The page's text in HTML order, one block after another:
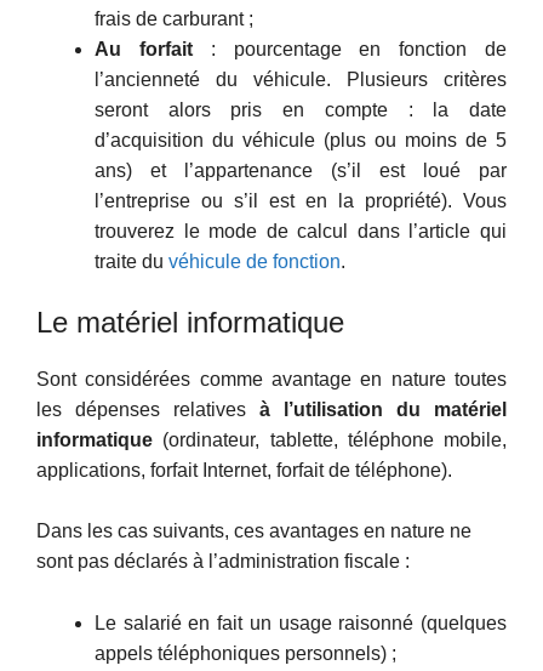
frais de carburant ;
Au forfait: pourcentage en fonction de
l’ancienneté du véhicule. Plusieurs critères
seront alors pris en compte : la date
d’acquisition du véhicule (plus ou moins de 5
ans) et l’appartenance (s’il est loué par
l’entreprise ou s’il est en la propriété). Vous
trouverez le mode de calcul dans l’article qui
traite du véhicule de fonction.
Le matériel informatique
Sont considérées comme avantage en nature toutes
les dépenses relatives à l’utilisation du matériel
informatique (ordinateur, tablette, téléphone mobile,
applications, forfait Internet, forfait de téléphone).
Dans les cas suivants, ces avantages en nature ne
sont pas déclarés à l’administration fiscale :
Le salarié en fait un usage raisonné (quelques
appels téléphoniques personnels) ;